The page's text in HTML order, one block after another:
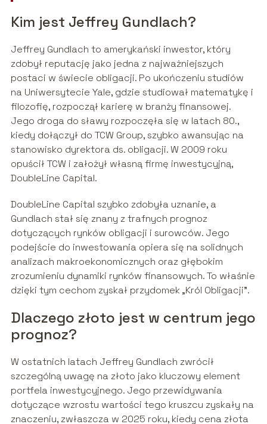
Kim jest Jeffrey Gundlach?
Jeffrey Gundlach to amerykański inwestor, który
zdobył reputację jako jedna z najważniejszych
postaci w świecie obligacji. Po ukończeniu studiów
na Uniwersytecie Yale, gdzie studiował matematykę i
filozofię, rozpoczął karierę w branży finansowej.
Jego droga do sławy rozpoczęła się w latach 80.,
kiedy dołączył do TCW Group, szybko awansując na
stanowisko dyrektora ds. obligacji. W 2009 roku
opuścił TCW i założył własną firmę inwestycyjną,
DoubleLine Capital.
DoubleLine Capital szybko zdobyła uznanie, a
Gundlach stał się znany z trafnych prognoz
dotyczących rynków obligacji i surowców. Jego
podejście do inwestowania opiera się na solidnych
analizach makroekonomicznych oraz głębokim
zrozumieniu dynamiki rynków finansowych. To właśnie
dzięki tym cechom zyskał przydomek „Król Obligacji”.
Dlaczego złoto jest w centrum jego
prognoz?
W ostatnich latach Jeffrey Gundlach zwrócił
szczególną uwagę na złoto jako kluczowy element
portfela inwestycyjnego. Jego przewidywania
dotyczące wzrostu wartości tego kruszcu zyskały na
znaczeniu, zwłaszcza w 2025 roku, kiedy cena złota